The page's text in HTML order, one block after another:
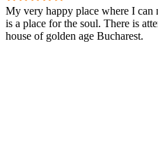
My very happy place where I can
is a place for the soul. There is
house of golden age Bucharest.